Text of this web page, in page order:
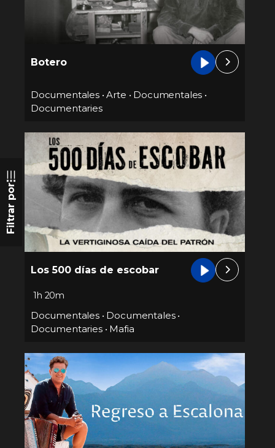
Filtrar por
Botero
Documentales•Arte • Documentales •
Documentaries
Los 500 días de escobar
1h 20m
Documentales• Documentales•
Documentaries• Mafia